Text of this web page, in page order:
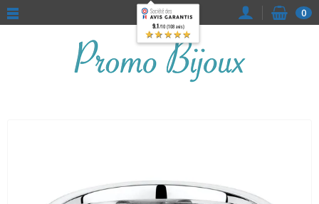
0
9.1/10 (108 avis)
★★★★★